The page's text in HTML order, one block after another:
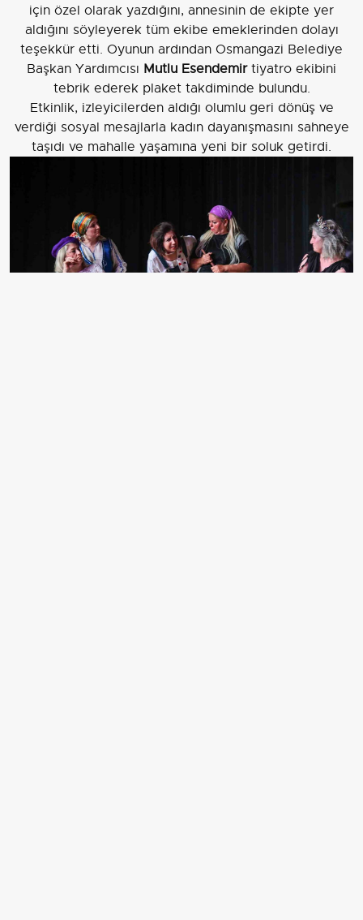
için özel olarak yazdığını, annesinin de ekipte yer
aldığını söyleyerek tüm ekibe emeklerinden dolayı
teşekkür etti. Oyunun ardından Osmangazi Belediye
Başkan Yardımcısı Mutlu Esendemirtiyatro ekibini
tebrik ederek plaket takdiminde bulundu.
Etkinlik, izleyicilerden aldığı olumlu geri dönüş ve
verdiği sosyal mesajlarla kadın dayanışmasını sahneye
taşıdı ve mahalle yaşamına yeni bir soluk getirdi.